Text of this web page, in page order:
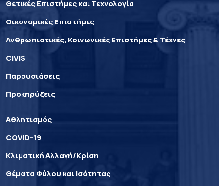
Θετικές Επιστήμες και Τεχνολογία
Οικονομικές Επιστήμες
Ανθρωπιστικές, Κοινωνικές Επιστήμες & Τέχνες
CIVIS
Παρουσιάσεις
Προκηρύξεις
Αθλητισμός
COVID-19
Κλιματική Αλλαγή/Κρίση
Θέματα Φύλου και Ισότητας